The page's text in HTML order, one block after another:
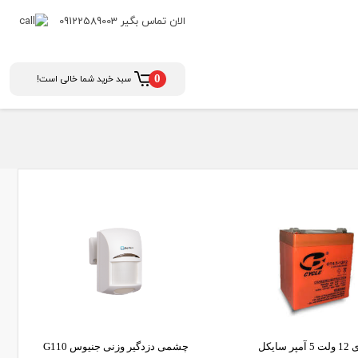
الان تماس بگیر09122589003
چشمی و سنسور دزدگیر اماکن
0 سبد خرید شما خالی است!
چشمی دزدگیر وزنی جنیوس G110